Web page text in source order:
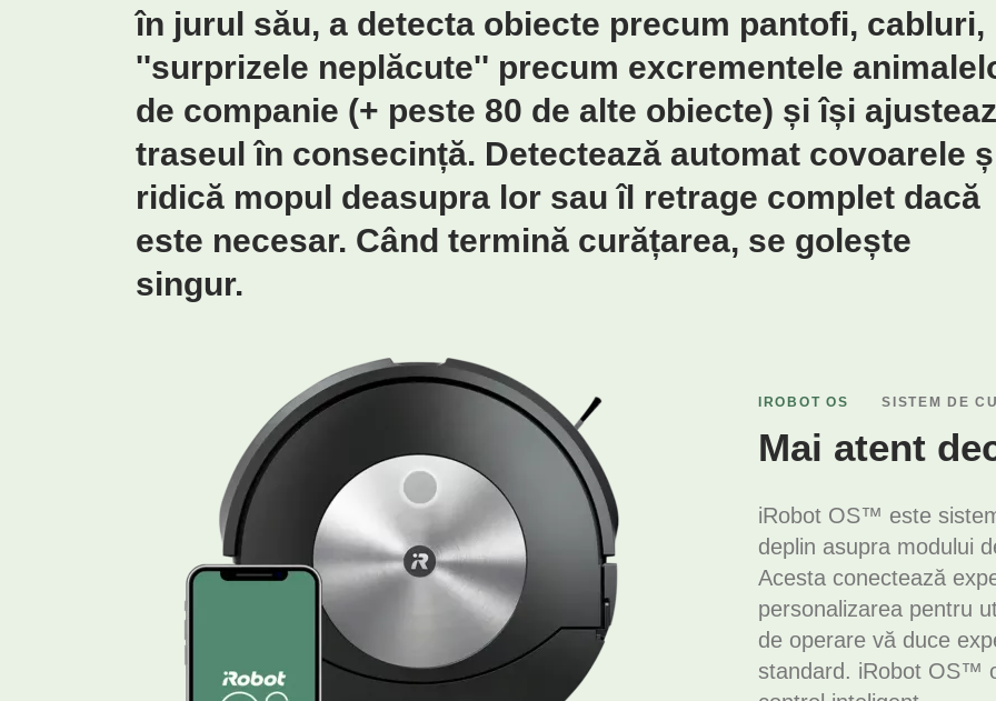
în jurul său, a detecta obiecte precum pantofi, cabluri,
''surprizele neplăcute'' precum excrementele
de companie (+ peste 80 de alte obiecte) și își
traseul în consecință. Detectează automat covoarele
ridică mopul deasupra lor sau îl retrage complet dacă
este necesar. Când termină curățarea, se golește
singur.
IROBOT OS SISTEM DE
Mai atent
iRobot OS™ este
deplin asupra modului
Acesta conectează
personalizarea pentru
de operare vă duce
standard. iRobot OS™